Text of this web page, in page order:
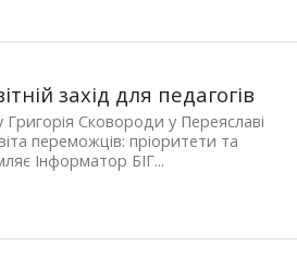
захід для педагогів
Григорія Сковороди у Переяславі
переможців: пріоритети та
Інформатор БІГ...